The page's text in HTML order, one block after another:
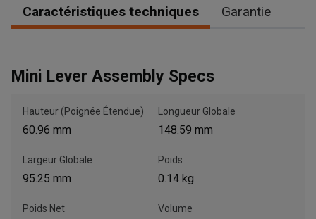
Appelez maintenant
Écrivez-nous
Veuillez mettre à jour le code postal 'Livrer à' dans le volet de
Caractéristiques techniques Garantie
Mini Lever Assembly Specs
Hauteur (Poignée Étendue)
60.96 mm
Longueur Globale
148.59 mm
Largeur Globale
95.25 mm
Poids
0.14 kg
Poids Net Volume